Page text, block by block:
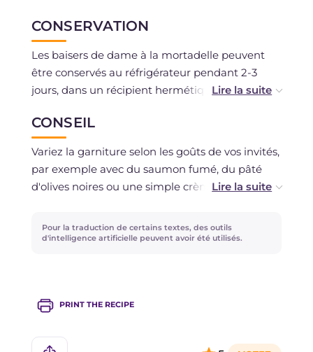
CONSERVATION
Les baisers de dame à la mortadelle peuvent
être conservés au réfrigérateur pendant 2-3
jours, dans un récipient hermétique. Vous
CONSEIL
Variez la garniture selon les goûts de vos invités,
par exemple avec du saumon fumé, du pâté
d'olives noires ou une simple crème de fromage
Pour la traduction de certains textes, des outils
d'intelligence artificielle peuvent avoir été utilisés.
PRINT THE RECIPE